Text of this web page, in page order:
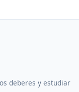
deberes y estudiar